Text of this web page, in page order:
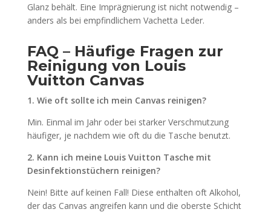
Glanz behält. Eine Imprägnierung ist nicht notwendig –
anders als bei empfindlichem Vachetta Leder.
FAQ – Häufige Fragen zur
Reinigung von Louis
Vuitton Canvas
1. Wie oft sollte ich mein Canvas reinigen?
Min. Einmal im Jahr oder bei starker Verschmutzung
häufiger, je nachdem wie oft du die Tasche benutzt.
2. Kann ich meine Louis Vuitton Tasche mit
Desinfektionstüchern reinigen?
Nein! Bitte auf keinen Fall! Diese enthalten oft Alkohol,
der das Canvas angreifen kann und die oberste Schicht